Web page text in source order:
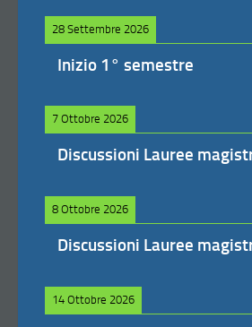
28 Settembre 2026
Inizio 1° semestre
7 Ottobre 2026
Discussioni Lauree
8 Ottobre 2026
Discussioni Lauree
14 Ottobre 2026